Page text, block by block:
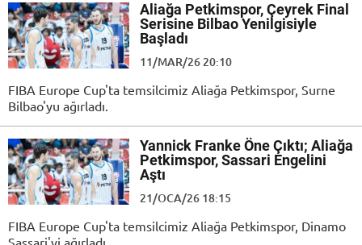
Aliağa Petkimspor, Çeyrek Final
Serisine Bilbao Yenilgisiyle
Başladı
11/MAR/26 20:10
FIBA Europe Cup'ta temsilcimiz Aliağa Petkimspor, Surne
Bilbao'yu ağırladı.
Yannick Franke Öne Çıktı; Aliağa
Petkimspor, Sassari Engelini
Aştı
21/OCA/26 18:15
FIBA Europe Cup'ta temsilcimiz Aliağa Petkimspor, Dinamo